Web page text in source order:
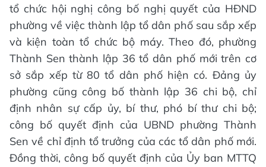
tổ chức hội nghị công bố nghị quyết của HĐND
phường về việc thành lập tổ dân phố sau sắp xếp
và kiện toàn tổ chức bộ máy. Theo đó, phường
Thành Sen thành lập 36 tổ dân phố mới trên cơ
sở sắp xếp từ 80 tổ dân phố hiện có. Đảng ủy
phường cũng công bố thành lập 36 chi bộ, chỉ
định nhân sự cấp ủy, bí thư, phó bí thư chi bộ;
công bố quyết định của UBND phường Thành
Sen về chỉ định tổ trưởng của các tổ dân phố mới.
Đồng thời, công bố quyết định của Ủy ban MTTQ